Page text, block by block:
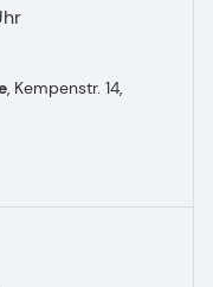
, Kempenstr. 14,